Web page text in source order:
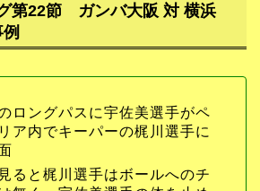
第22節 ガンバ大阪 対 横浜
ロングパスに宇佐美選手がペ
ア内でキーパーの梶川選手に
ると梶川選手はボールへのチ